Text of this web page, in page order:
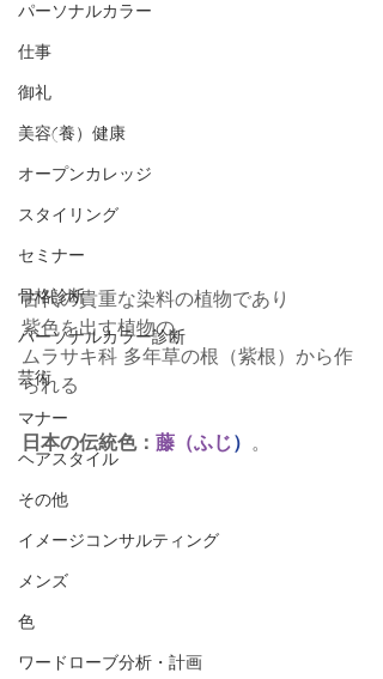
パーソナルカラー
仕事
御礼
美容(養）健康
オープンカレッジ
スタイリング
セミナー
骨格診断
パーソナルカラー診断
芸術
マナー
ヘアスタイル
その他
イメージコンサルティング
メンズ
色
ワードローブ分析・計画
古代の貴重な染料の植物であり
紫色を出す植物の
ムラサキ科 多年草の根（紫根）から作
られる
日本の伝統色​​​​​​​： 藤（ふじ） 。